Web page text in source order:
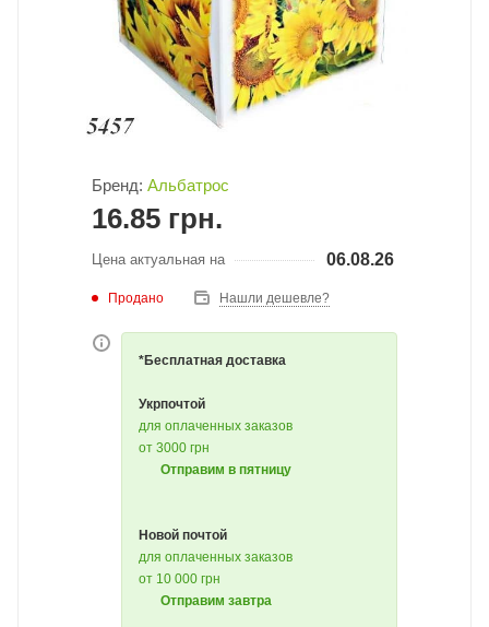
Бренд: Альбатрос
16.85 грн.
Цена актуальная на 06.08.26
Продано Нашли дешевле?
*Бесплатная доставка
Укрпочтой
для оплаченных заказов
от 3000 грн
Отправим в пятницу
Новой почтой
для оплаченных заказов
от 10 000 грн
Отправим завтра